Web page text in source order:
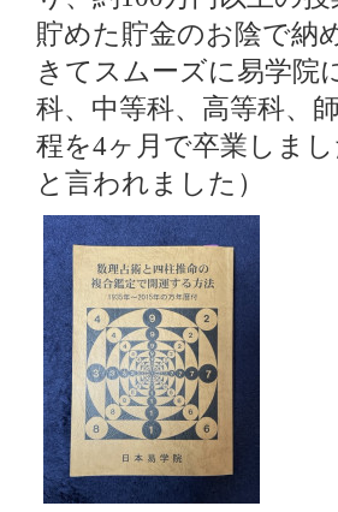
貯めた貯金のお陰で納
きてスムーズに易学院
科、中等科、高等科、
程を4ヶ月で卒業しま
と言われました）